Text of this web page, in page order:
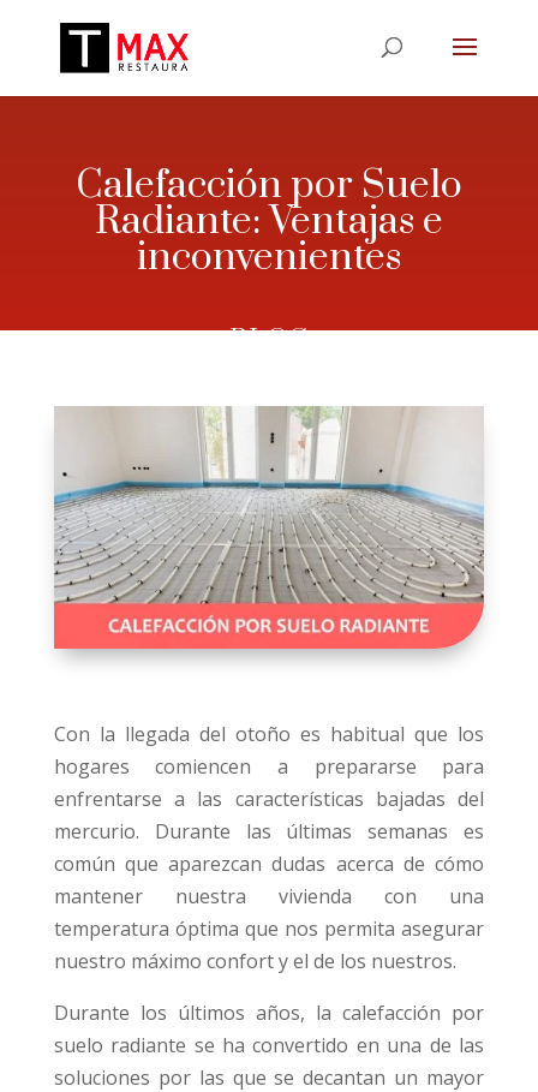
Calefacción por Suelo
Radiante: Ventajas e
inconvenientes
– BLOG –
Con la llegada del otoño es habitual que los
hogares comiencen a prepararse para
enfrentarse a las características bajadas del
mercurio. Durante las últimas semanas es
común que aparezcan dudas acerca de cómo
mantener nuestra vivienda con una
temperatura óptima que nos permita asegurar
nuestro máximo confort y el de los nuestros.
Durante los últimos años, la calefacción por
suelo radiante se ha convertido en una de las
soluciones por las que se decantan un mayor